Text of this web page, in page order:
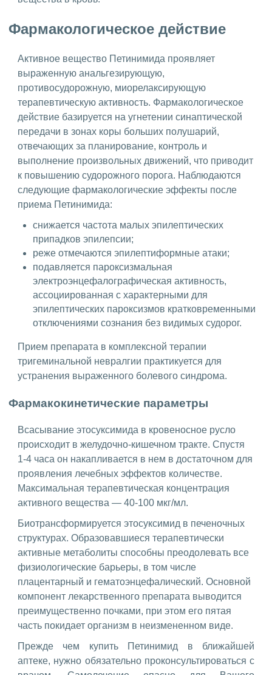
Фармакологическое действие
Активное вещество Петинимида проявляет
выраженную анальгезирующую,
противосудорожную, миорелаксирующую
терапевтическую активность. Фармакологическое
действие базируется на угнетении синаптической
передачи в зонах коры больших полушарий,
отвечающих за планирование, контроль и
выполнение произвольных движений, что приводит
к повышению судорожного порога. Наблюдаются
следующие фармакологические эффекты после
приема Петинимида:
снижается частота малых эпилептических
припадков эпилепсии;
реже отмечаются эпилептиформные атаки;
подавляется пароксизмальная
электроэнцефалографическая активность,
ассоциированная с характерными для
эпилептических пароксизмов кратковременными
отключениями сознания без видимых судорог.
Прием препарата в комплексной терапии
тригеминальной невралгии практикуется для
устранения выраженного болевого синдрома.
Фармакокинетические параметры
Всасывание этосуксимида в кровеносное русло
происходит в желудочно-кишечном тракте. Спустя
1-4 часа он накапливается в нем в достаточном для
проявления лечебных эффектов количестве.
Максимальная терапевтическая концентрация
активного вещества — 40-100 мкг/мл.
Биотрансформируется этосуксимид в печеночных
структурах. Образовавшиеся терапевтически
активные метаболиты способны преодолевать все
физиологические барьеры, в том числе
плацентарный и гематоэнцефалический. Основной
компонент лекарственного препарата выводится
преимущественно почками, при этом его пятая
часть покидает организм в неизмененном виде.
Прежде чем купить Петинимид в ближайшей
аптеке, нужно обязательно проконсультироваться с